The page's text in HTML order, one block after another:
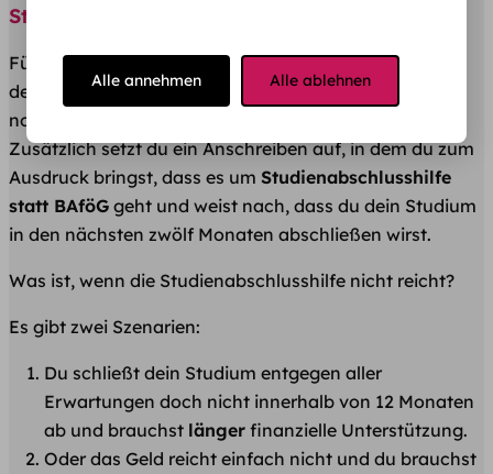
Studienabschlusshilfe?
Für deinen Antrag auf Studienabschlusshilfe
dein
BAföG Amtzuständig. Im Prinzip stellst du einen
normalen
Zusätzlich setzt du ein Anschreiben auf, in dem du zum
Ausdruck bringst, dass es um Studienabschlusshilfe
statt BAföG geht und weist nach, dass du dein Studium
in den nächsten zwölf Monaten abschließen wirst.
Was ist, wenn die Studienabschlusshilfe nicht reicht?
Es gibt zwei Szenarien:
Du schließt dein Studium entgegen aller
Erwartungen doch nicht innerhalb von 12 Monaten
ab und brauchst länger finanzielle Unterstützung.
Oder das Geld reicht einfach nicht und du brauchst
Alle annehmen Alle ablehnen